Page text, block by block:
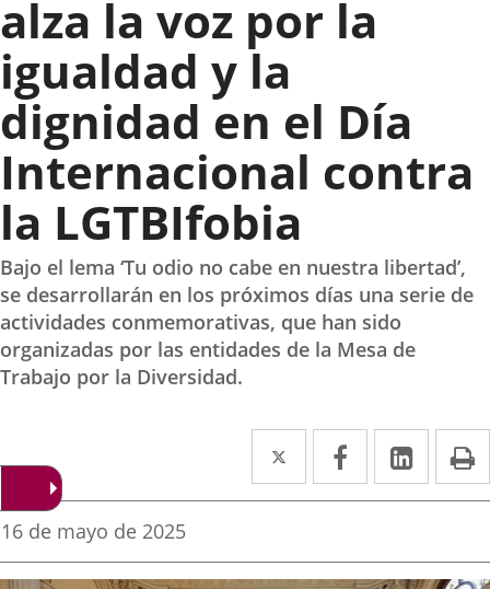
alza la voz por la
igualdad y la
dignidad en el Día
Internacional contra
la LGTBIfobia
Bajo el lema ‘Tu odio no cabe en nuestra libertad’,
se desarrollarán en los próximos días una serie de
actividades conmemorativas, que han sido
organizadas por las entidades de la Mesa de
Trabajo por la Diversidad.
Twitter
Enlace
a
aplicación
Facebook
Enlace
a
aplicación
Enlace
a
Fecha
la
16 de mayo de 2025